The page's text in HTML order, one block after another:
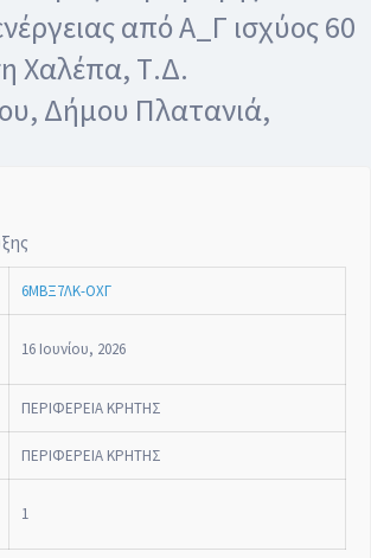
από Α_Γ ισχύος 60
Χαλέπα, Τ.Δ.
Δήμου Πλατανιά,
6ΜΒΞ7ΛΚ-ΟΧΓ
16 Ιουνίου, 2026
ΠΕΡΙΦΕΡΕΙΑ ΚΡΗΤΗΣ
ΠΕΡΙΦΕΡΕΙΑ ΚΡΗΤΗΣ
1